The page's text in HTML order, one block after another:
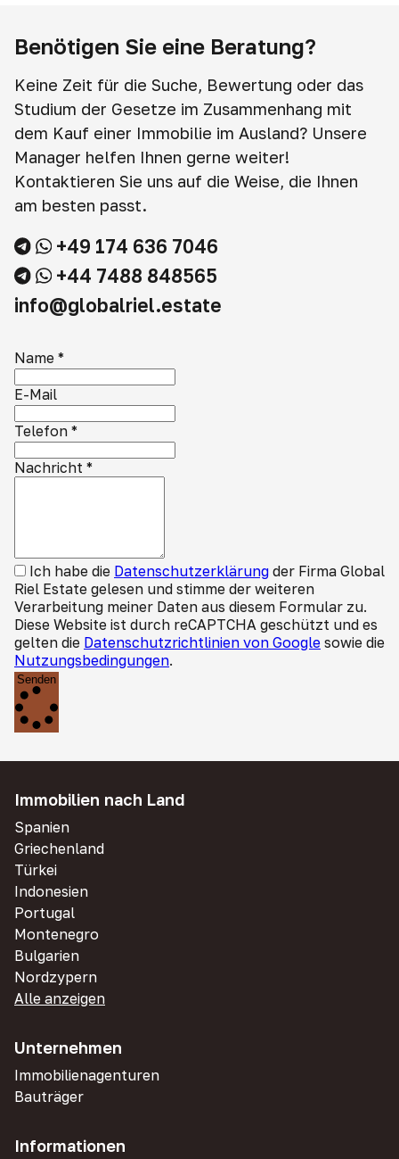
Benötigen Sie eine Beratung?
Keine Zeit für die Suche, Bewertung oder das
Studium der Gesetze im Zusammenhang mit
dem Kauf einer Immobilie im Ausland? Unsere
Manager helfen Ihnen gerne weiter!
Kontaktieren Sie uns auf die Weise, die Ihnen
am besten passt.
+49 174 636 7046
+44 7488 848565
info@globalriel.estate
Name *
E-Mail
Telefon *
Nachricht *
Ich habe die Datenschutzerklärung der Firma Global
Riel Estate gelesen und stimme der weiteren
Verarbeitung meiner Daten aus diesem Formular zu.
Diese Website ist durch reCAPTCHA geschützt und es
gelten die Datenschutzrichtlinien von Google sowie die
Nutzungsbedingungen.
Senden
Immobilien nach Land
Spanien
Griechenland
Türkei
Indonesien
Portugal
Montenegro
Bulgarien
Nordzypern
Alle anzeigen
Unternehmen
Immobilienagenturen
Bauträger
Informationen